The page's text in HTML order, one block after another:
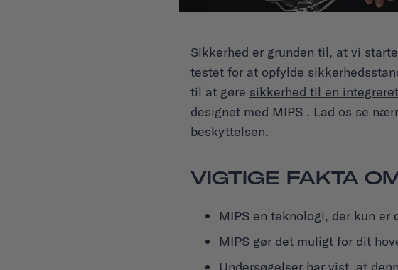
Sikkerhed er grunden til, at vi
testet for at opfylde
til at gøre sikkerhed til en
designet med MIPS . Lad os se
beskyttelsen.
VIGTIGE FAKTA
MIPS en teknologi, der kun er
MIPS gør det muligt for dit